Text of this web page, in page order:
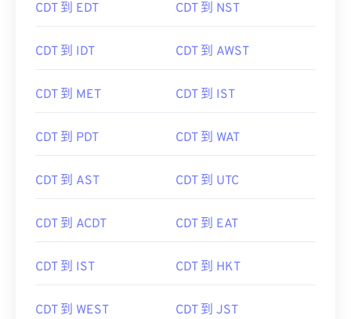
CDT 到 EDT CDT 到 NST
CDT 到 IDT CDT 到 AWST
CDT 到 MET CDT 到 IST
CDT 到 PDT CDT 到 WAT
CDT 到 AST CDT 到 UTC
CDT 到 ACDT CDT 到 EAT
CDT 到 IST CDT 到 HKT
CDT 到 WEST CDT 到 JST